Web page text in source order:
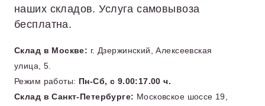
наших складов. Услуга самовывоза
бесплатна.
Склад в Москве: г. Дзержинский, Алексеевская
улица, 5.
Режим работы: Пн-Сб, с 9.00:17.00 ч.
Склад в Санкт-Петербурге: Московское шоссе 19,